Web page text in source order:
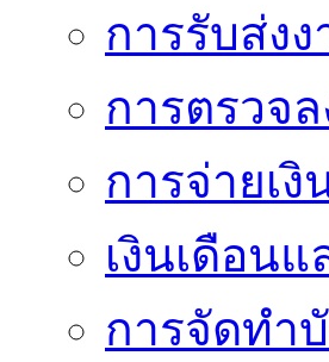
การรับส่งง
การตรวจ
การจ่ายเ
เงินเดือน
การจัดทำ